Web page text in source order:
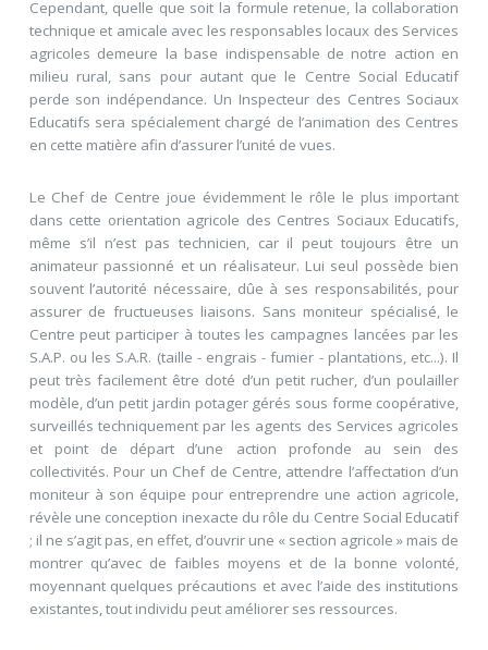
Cependant, quelle que soit la formule retenue, la collaboration
technique et amicale avec les responsables locaux des Services
agricoles demeure la base indispensable de notre action en
milieu rural, sans pour autant que le Centre Social Educatif
perde son indépendance. Un Inspecteur des Centres Sociaux
Educatifs sera spécialement chargé de l’animation des Centres
en cette matière afin d’assurer l’unité de vues.
Le Chef de Centre joue évidemment le rôle le plus important
dans cette orientation agricole des Centres Sociaux Educatifs,
même s’il n’est pas technicien, car il peut toujours être un
animateur passionné et un réalisateur. Lui seul possède bien
souvent l’autorité nécessaire, dûe à ses responsabilités, pour
assurer de fructueuses liaisons. Sans moniteur spécialisé, le
Centre peut participer à toutes les campagnes lancées par les
S.A.P. ou les S.A.R. (taille - engrais - fumier - plantations, etc...). Il
peut très facilement être doté d’un petit rucher, d’un poulailler
modèle, d’un petit jardin potager gérés sous forme coopérative,
surveillés techniquement par les agents des Services agricoles
et point de départ d’une action profonde au sein des
collectivités. Pour un Chef de Centre, attendre l’affectation d’un
moniteur à son équipe pour entreprendre une action agricole,
révèle une conception inexacte du rôle du Centre Social Educatif
; il ne s’agit pas, en effet, d’ouvrir une « section agricole » mais de
montrer qu’avec de faibles moyens et de la bonne volonté,
moyennant quelques précautions et avec l’aide des institutions
existantes, tout individu peut améliorer ses ressources.